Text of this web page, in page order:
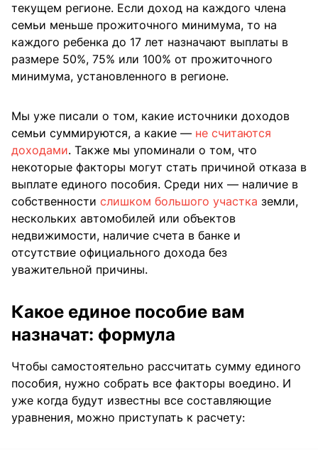
текущем регионе. Если доход на каждого члена
семьи меньше прожиточного минимума, то на
каждого ребенка до 17 лет назначают выплаты в
размере 50%, 75% или 100% от прожиточного
минимума, установленного в регионе.
Мы уже писали о том, какие источники доходов
семьи суммируются, а какие — не считаются
доходами. Также мы упоминали о том, что
некоторые факторы могут стать причиной отказа в
выплате единого пособия. Среди них — наличие в
собственности слишком большого участка земли,
нескольких автомобилей или объектов
недвижимости, наличие счета в банке и
отсутствие официального дохода без
уважительной причины.
Какое единое пособие вам
назначат: формула
Чтобы самостоятельно рассчитать сумму единого
пособия, нужно собрать все факторы воедино. И
уже когда будут известны все составляющие
уравнения, можно приступать к расчету: